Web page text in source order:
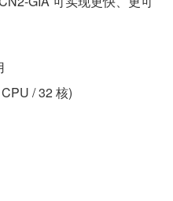
/ 32 核)